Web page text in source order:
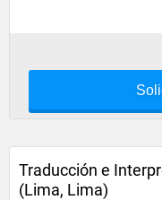
Traducción e
(Lima, Lima)